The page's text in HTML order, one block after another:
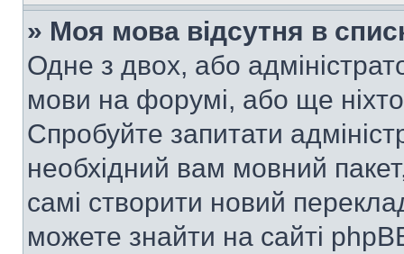
» Моя мова відсутня в
Одне з двох, або
мови на форумі, або ще
Спробуйте запитати
необхідний вам мовний
самі створити новий
можете знайти на сайті